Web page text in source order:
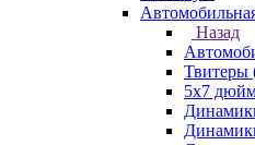
Назад
Твитеры
5x7